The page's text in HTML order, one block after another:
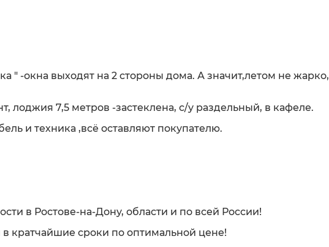
" -окна выходят на 2 стороны дома. А значит,летом не жарко,
лоджия 7,5 метров -застеклена, с/у раздельный, в кафеле.
и техника ,всё оставляют покупателю.
в Ростове-на-Дону, области и по всей России!
кратчайшие сроки по оптимальной цене!